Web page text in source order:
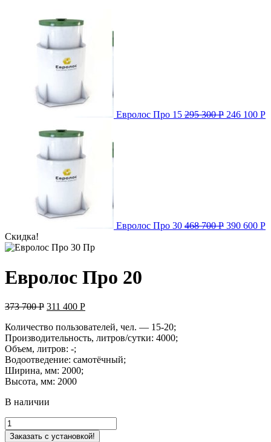
Евролос Про 15 295 300Р 246 100 Р
Евролос Про 30 468 700Р 390 600 Р
Скидка!
Евролос Про 20
373 700Р 311 400 Р
Количество пользователей, чел. — 15-20;
Производительность, литров/сутки: 4000;
Объем, литров: -;
Водоотведение: самотёчный;
Ширина, мм: 2000;
Высота, мм: 2000
В наличии
Заказать с установкой!